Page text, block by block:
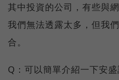
其中投資的公司，有些與
我們無法透露太多，但我
合。
Q：可以簡單介紹一下安